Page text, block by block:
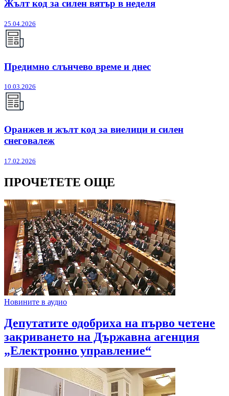
Жълт код за силен вятър в неделя
25.04.2026
Предимно слънчево време и днес
10.03.2026
Оранжев и жълт код за виелици и силен
снеговалеж
17.02.2026
ПРОЧЕТЕТЕ ОЩЕ
Новините в аудио
Депутатите одобриха на първо четене
закриването на Държавна агенция
„Електронно управление“